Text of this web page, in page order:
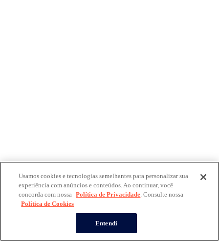
Usamos cookies e tecnologias semelhantes para personalizar sua
experiência com anúncios e conteúdos. Ao continuar, você
concorda com nossa Política de Privacidade. Consulte nossa
Política de Cookies
Entendi